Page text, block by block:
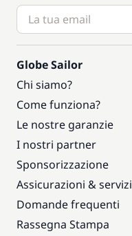
Globe Sailor
Chi siamo?
Come funziona?
Le nostre garanzie
I nostri partner
Sponsorizzazione
Assicurazioni & servizi
Domande frequenti
Rassegna Stampa